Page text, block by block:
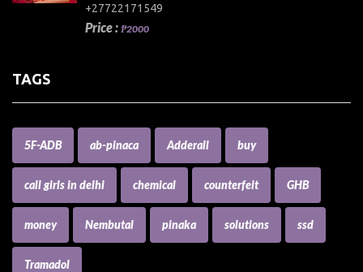
+27722171549
Price : ₱2000
TAGS
5F-ADB ab-pinaca Adderall buy
call girls in delhi chemical counterfeit GHB
money Nembutal pinaka solutions ssd
Tramadol